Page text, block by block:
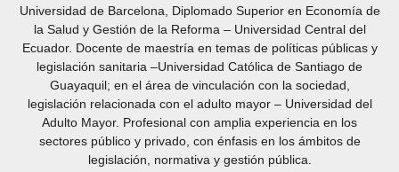
Universidad de Barcelona, Diplomado Superior en Economía de
la Salud y Gestión de la Reforma – Universidad Central del
Ecuador. Docente de maestría en temas de políticas públicas y
legislación sanitaria –Universidad Católica de Santiago de
Guayaquil; en el área de vinculación con la sociedad,
legislación relacionada con el adulto mayor – Universidad del
Adulto Mayor. Profesional con amplia experiencia en los
sectores público y privado, con énfasis en los ámbitos de
legislación, normativa y gestión pública.